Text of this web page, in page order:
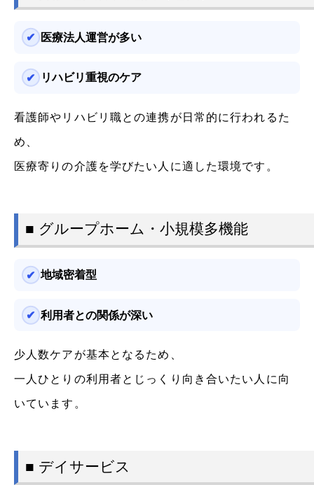
医療法人運営が多い
リハビリ重視のケア
看護師やリハビリ職との連携が日常的に行われるた
め、
医療寄りの介護を学びたい人に適した環境です。
■ グループホーム・小規模多機能
地域密着型
利用者との関係が深い
少人数ケアが基本となるため、
一人ひとりの利用者とじっくり向き合いたい人に向
いています。
■ デイサービス